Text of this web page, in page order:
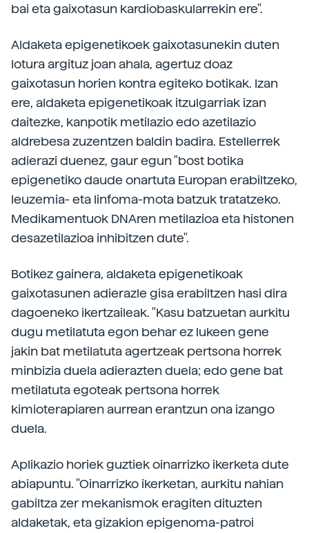
bai eta gaixotasun kardiobaskularrekin ere".
Aldaketa epigenetikoek gaixotasunekin duten
lotura argituz joan ahala, agertuz doaz
gaixotasun horien kontra egiteko botikak. Izan
ere, aldaketa epigenetikoak itzulgarriak izan
daitezke, kanpotik metilazio edo azetilazio
aldrebesa zuzentzen baldin badira. Estellerrek
adierazi duenez, gaur egun "bost botika
epigenetiko daude onartuta Europan erabiltzeko,
leuzemia- eta linfoma-mota batzuk tratatzeko.
Medikamentuok DNAren metilazioa eta histonen
desazetilazioa inhibitzen dute".
Botikez gainera, aldaketa epigenetikoak
gaixotasunen adierazle gisa erabiltzen hasi dira
dagoeneko ikertzaileak. "Kasu batzuetan aurkitu
dugu metilatuta egon behar ez lukeen gene
jakin bat metilatuta agertzeak pertsona horrek
minbizia duela adierazten duela; edo gene bat
metilatuta egoteak pertsona horrek
kimioterapiaren aurrean erantzun ona izango
duela.
Aplikazio horiek guztiek oinarrizko ikerketa dute
abiapuntu. "Oinarrizko ikerketan, aurkitu nahian
gabiltza zer mekanismok eragiten dituzten
aldaketak, eta gizakion epigenoma-patroi